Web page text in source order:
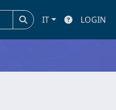
IT LOGIN